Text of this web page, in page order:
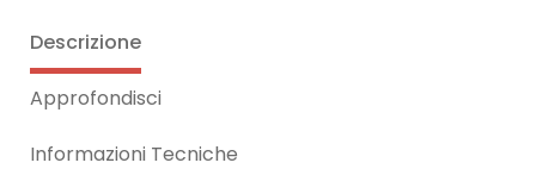
Descrizione
Approfondisci
Informazioni Tecniche